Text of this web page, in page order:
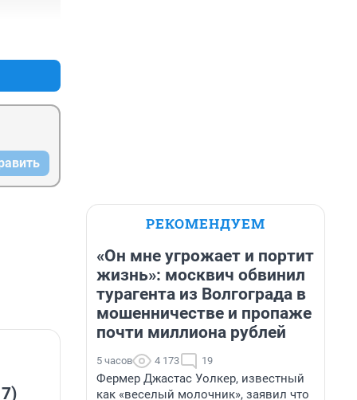
РЕКОМЕНДУЕМ
«Он мне угрожает и портит
жизнь»: москвич обвинил
турагента из Волгограда в
мошенничестве и пропаже
почти миллиона рублей
5 часов 4 173 19
Фермер Джастас Уолкер, известный
как «веселый молочник», заявил что